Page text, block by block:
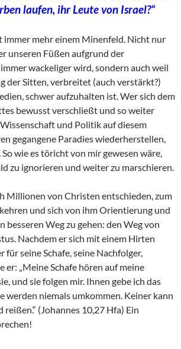
laufen, ihr Leute von Israel?“
immer mehr einem Minenfeld. Nicht nur
unseren Füßen aufgrund der
wackeliger wird, sondern auch weil
der Sitten, verbreitet (auch verstärkt?)
schwer aufzuhalten ist. Wer sich dem
bewusst verschließt und so weiter
und Politik auf diesem
gegangene Paradies wiederherstellen,
wie es töricht von mir gewesen wäre,
zu ignorieren und weiter zu marschieren.
Millionen von Christen entschieden, zum
und sich von ihm Orientierung und
besseren Weg zu gehen: den Weg von
Nachdem er sich mit einem Hirten
für seine Schafe, seine Nachfolger,
er: „Meine Schafe hören auf meine
und sie folgen mir. Ihnen gebe ich das
werden niemals umkommen. Keiner kann
reißen.“ (Johannes 10,27 Hfa) Ein